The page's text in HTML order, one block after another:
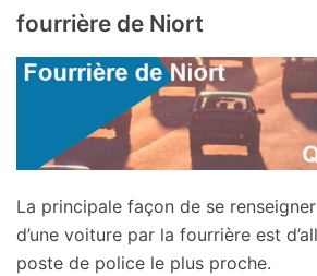
fourrière de Niort
La principale façon de se renseigner
d’une voiture par la fourrière est
poste de police le plus proche.